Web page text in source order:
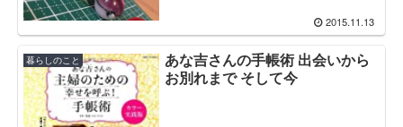
2015.11.13
暮らしのこと
あな吉さんの手帳術 出会いから
お別れまで そして今